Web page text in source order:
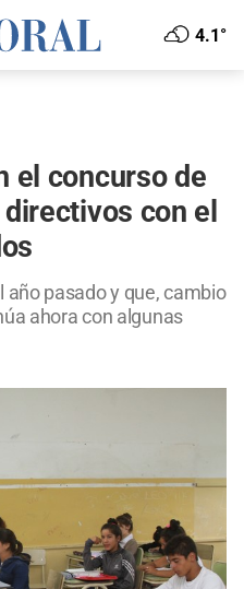
4.1°
el concurso de
con el
año pasado y que, cambio
ahora con algunas